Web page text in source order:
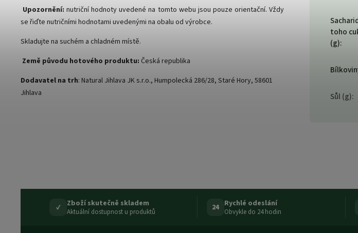
Upozornění: nutriční hodnoty uvedené na tomto webu jsou pouze orientační. Vždy
se řiďte nutričními hodnotami uvedenými na obalu od výrobce.
Skladujte na suchém a chladném místě.
Země původu hotového produktu: Česká republika
Dodavatel na trh: Natural Jihlava JK s.r.o., Humpolecká 286/28, Staré Hory, 58601
Jihlava
toho
(g):
Sůl (g):
✓ Zboží skutečně skladem
Aktuální dostupnost u produktů 24 Rychlé odeslání
Obvykle do 24 hodin